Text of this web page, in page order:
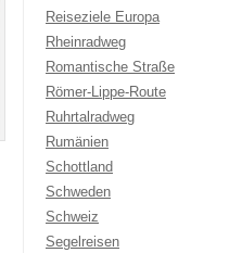
Reiseziele Europa
Rheinradweg
Romantische Straße
Römer-Lippe-Route
Ruhrtalradweg
Rumänien
Schottland
Schweden
Schweiz
Segelreisen